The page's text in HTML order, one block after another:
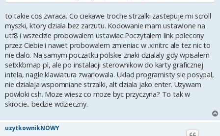
to takie cos zwraca. Co ciekawe troche strzalki zastepuje mi scroll
myszki, ktory dziala bez zarzutu. Kodowanie mam ustawione na
utf8 i wszedzie probowalem ustawiac.Poczytalem link polecony
przez Ciebie i nawet probowalem zmieniac w .xinitrc ale tez nic to
nie dalo. Na samym poczatku polskie znaki dzialaly gdy wpisalem
setxkbmap pl, ale po instalacji sterownikow do karty graficznej
intela, nagle klawiatura zwariowala. Uklad programisty sie posypal,
nie dzialaja wspomniane strzalki, alt dziala jako enter. Uzywam
powloki csh. Moze wiesz co moze byc przyczyna? To tak w
skrocie.. bedzie wdzieczny.
uzytkownikNOWY